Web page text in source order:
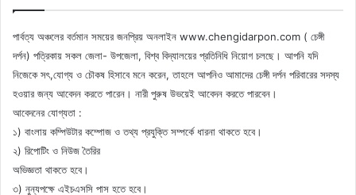
পার্বত্য অঞ্চলের বর্তমান সময়ের জনপ্রিয় অনলাইন www.chengidarpon.com ( চেঙ্গী
দর্পন) পত্রিকায় সকল জেলা- উপজেলা, বিশ্ব বিদ্যালয়ের প্রতিনিধি নিয়োগ চলছে। আপনি যদি
নিজেকে সৎ,যোগ্য ও চৌকষ হিসাবে মনে করেন, তাহলে আপনিও আমাদের চেঙ্গী দর্পন পরিবারের সদস্য
হওয়ার জন্য আবেদন করতে পারেন। নারী পুরুষ উভয়েই আবেদন করতে পারবেন।
আবেদনের যোগ্যতা :
১) বাংলায় কম্পিউটার কম্পোজ ও তথ্য প্রযুক্তি সম্পর্কে ধারনা থাকতে হবে।
২) রিপোটিং ও নিউজ তৈরির
অভিজ্ঞতা থাকতে হবে।
৩) নুন্যপক্ষে এইচএসসি পাস হতে হবে।